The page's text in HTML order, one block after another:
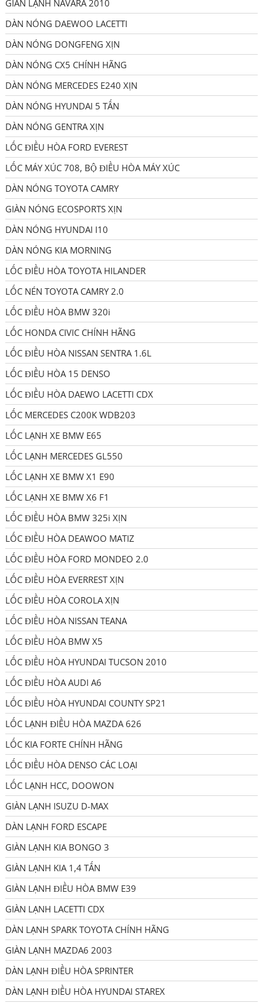
GIÀN LẠNH NAVARA 2010
DÀN NÓNG DAEWOO LACETTI
DÀN NÓNG DONGFENG XỊN
DÀN NÓNG CX5 CHÍNH HÃNG
DÀN NÓNG MERCEDES E240 XỊN
DÀN NÓNG HYUNDAI 5 TẤN
DÀN NÓNG GENTRA XỊN
LỐC ĐIỀU HÒA FORD EVEREST
LỐC MÁY XÚC 708, BỘ ĐIỀU HÒA MÁY XÚC
DÀN NÓNG TOYOTA CAMRY
GIÀN NÓNG ECOSPORTS XỊN
DÀN NÓNG HYUNDAI I10
DÀN NÓNG KIA MORNING
LỐC ĐIỀU HÒA TOYOTA HILANDER
LỐC NÉN TOYOTA CAMRY 2.0
LỐC ĐIỀU HÒA BMW 320i
LỐC HONDA CIVIC CHÍNH HÃNG
LỐC ĐIỀU HÒA NISSAN SENTRA 1.6L
LỐC ĐIỀU HÒA 15 DENSO
LỐC ĐIỀU HÒA DAEWO LACETTI CDX
LỐC MERCEDES C200K WDB203
LỐC LẠNH XE BMW E65
LỐC LẠNH MERCEDES GL550
LỐC LẠNH XE BMW X1 E90
LỐC LẠNH XE BMW X6 F1
LỐC ĐIỀU HÒA BMW 325i XỊN
LỐC ĐIỀU HÒA DEAWOO MATIZ
LỐC ĐIỀU HÒA FORD MONDEO 2.0
LỐC ĐIỀU HÒA EVERREST XỊN
LỐC ĐIỀU HÒA COROLA XỊN
LỐC ĐIỀU HÒA NISSAN TEANA
LỐC ĐIỀU HÒA BMW X5
LỐC ĐIỀU HÒA HYUNDAI TUCSON 2010
LỐC ĐIỀU HÒA AUDI A6
LỐC ĐIỀU HÒA HYUNDAI COUNTY SP21
LỐC LẠNH ĐIỀU HÒA MAZDA 626
LỐC KIA FORTE CHÍNH HÃNG
LỐC ĐIỀU HÒA DENSO CÁC LOẠI
LỐC LẠNH HCC, DOOWON
GIÀN LẠNH ISUZU D-MAX
DÀN LẠNH FORD ESCAPE
GIÀN LẠNH KIA BONGO 3
GIÀN LẠNH KIA 1,4 TẤN
GIÀN LẠNH ĐIỀU HÒA BMW E39
GIÀN LẠNH LACETTI CDX
DÀN LẠNH SPARK TOYOTA CHÍNH HÃNG
GIÀN LẠNH MAZDA6 2003
DÀN LẠNH ĐIỀU HÒA SPRINTER
DÀN LẠNH ĐIỀU HÒA HYUNDAI STAREX